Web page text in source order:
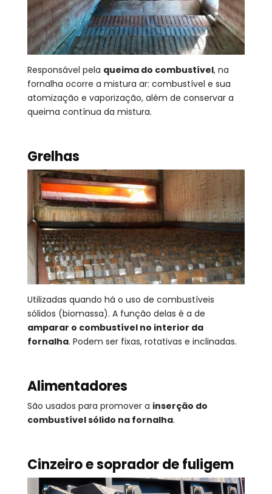
Responsável pela queima do combustível, na
fornalha ocorre a mistura ar: combustível e sua
atomização e vaporização, além de conservar a
queima contínua da mistura.
Grelhas
Utilizadas quando há o uso de combustíveis
sólidos (biomassa). A função delas é a de
amparar o combustível no interior da
fornalha. Podem ser fixas, rotativas e inclinadas.
Alimentadores
São usados para promover a inserção do
combustível sólido na fornalha.
Cinzeiro e soprador de fuligem